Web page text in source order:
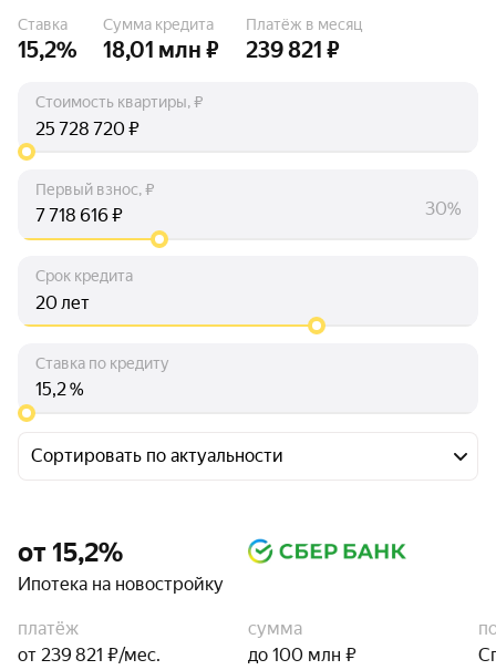
Ставка
15,2%
Сумма кредита
18,01 млн ₽
Платёж в месяц
239 821 ₽
Стоимость квартиры, ₽
₽
Первый взнос, ₽
₽ 30%
Срок кредита
лет
Ставка по кредиту
%
Сортировать по актуальности
от 15,2%
Ипотека на новостройку
платёж
от 239 821 ₽/мес.
сумма
до 100 млн ₽